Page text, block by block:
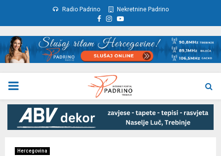
Radio Padrino Nekretnine Padrino
Facebook
Instagram
Youtube
PRIMARY
MENU
Hercegovina